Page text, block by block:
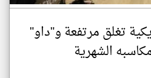
تغلق مرتفعة و"داو"
الشهرية